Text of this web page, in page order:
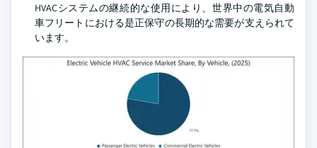
HVACシステムの継続的な使用により、世界中の電気自動
車フリートにおける是正保守の長期的な需要が支えられて
います。